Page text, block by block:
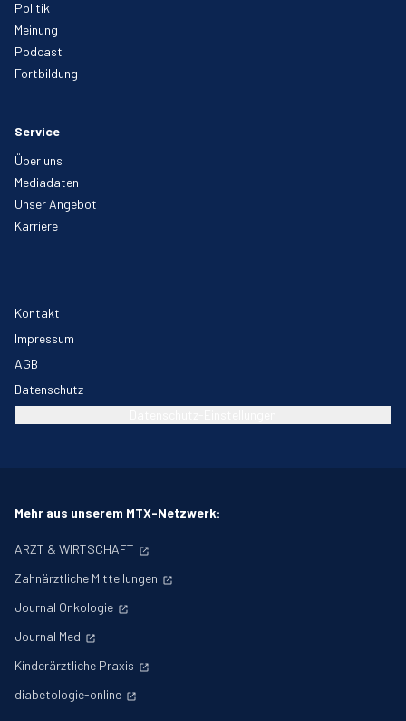
Politik
Meinung
Podcast
Fortbildung
Service
Über uns
Mediadaten
Unser Angebot
Karriere
Kontakt
Impressum
AGB
Datenschutz
Mehr aus unserem MTX-Netzwerk:
ARZT & WIRTSCHAFT
Zahnärztliche Mitteilungen
Journal Onkologie
Journal Med
Kinderärztliche Praxis
diabetologie-online